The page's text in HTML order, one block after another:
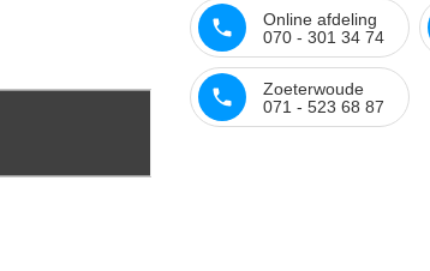
Online afdeling
070 - 301 34 74
Zoeterwoude
071 - 523 68 87